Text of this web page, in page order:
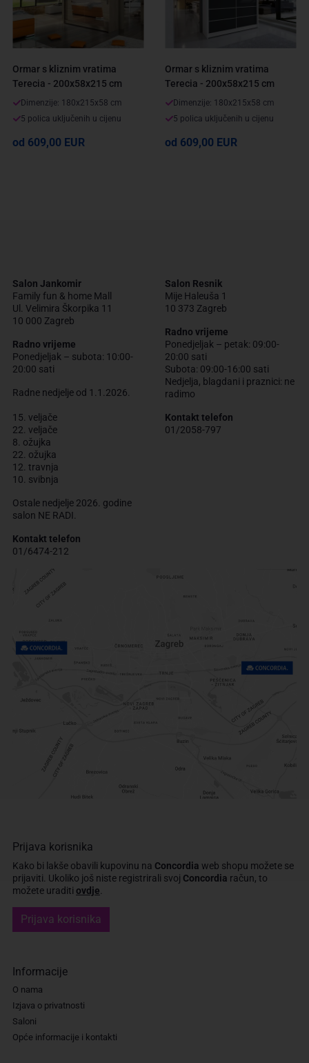
Ormar s kliznim vratima
Terecia - 200x58x215 cm
Dimenzije: 180x215x58 cm
5 polica uključenih u cijenu
od 609,00 EUR
Ormar s kliznim vratima
Terecia - 200x58x215 cm
Dimenzije: 180x215x58 cm
5 polica uključenih u cijenu
od 609,00 EUR
Salon Jankomir
Family fun & home Mall
Ul. Velimira Škorpika 11
10 000 Zagreb
Radno vrijeme
Ponedjeljak – subota: 10:00-
20:00 sati
Radne nedjelje od 1.1.2026.
15. veljače
22. veljače
8. ožujka
22. ožujka
12. travnja
10. svibnja
Ostale nedjelje 2026. godine
salon NE RADI.
Kontakt telefon
01/6474-212
Salon Resnik
Mije Haleuša 1
10 373 Zagreb
Radno vrijeme
Ponedjeljak – petak: 09:00-
20:00 sati
Subota: 09:00-16:00 sati
Nedjelja, blagdani i praznici: ne
radimo
Kontakt telefon
01/2058-797
Prijava korisnika
Kako bi lakše obavili kupovinu na Concordia web shopu možete se
prijaviti. Ukoliko još niste registrirali svoj Concordia račun, to
možete uraditi ovdje
Prijava korisnika
Informacije
O nama
Izjava o privatnosti
Saloni
Opće informacije i kontakti